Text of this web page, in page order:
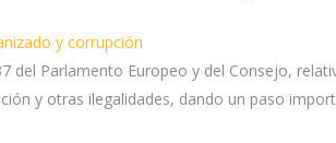
y corrupción
del Parlamento Europeo y del Consejo,
y otras ilegalidades, dando un paso